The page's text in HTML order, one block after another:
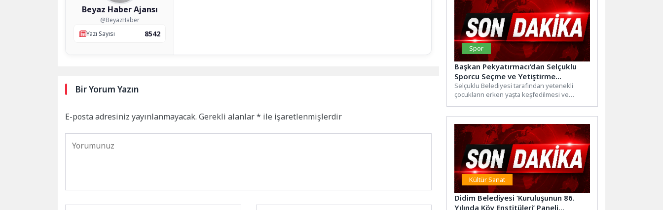
Beyaz Haber Ajansı
@BeyazHaber
Yazı Sayısı
8542
Bir Yorum Yazın
E-posta adresiniz yayınlanmayacak. Gerekli alanlar* ile işaretlenmişlerdir
Spor
Başkan Pekyatırmacı’dan Selçuklu
Sporcu Seçme ve Yetiştirme
Merkezi’ne Ziyaret
Selçuklu Belediyesi tarafından yetenekli
çocukların erken yaşta keşfedilmesi ve
Kültür Sanat
Didim Belediyesi ‘Kuruluşunun 86.
Yılında Köy Enstitüleri’ Paneli